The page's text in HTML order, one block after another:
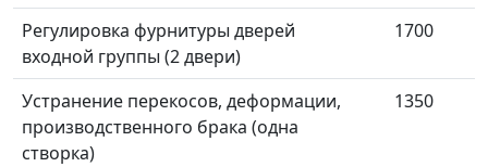
Регулировка фурнитуры дверей
входной группы (2 двери)
1700
Устранение перекосов, деформации,
производственного брака (одна
створка)
1350